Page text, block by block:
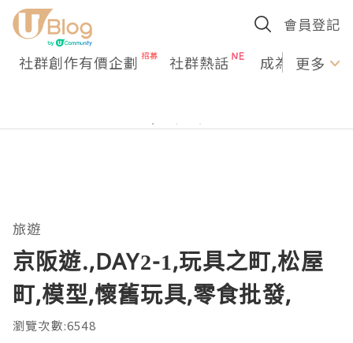
會員登記
社群創作有價企劃 社群熱話 成為U更多
旅遊
京阪遊.,DAY2-1,玩具之町,松屋
町,模型,懷舊玩具,零食批發,
瀏覽次數:6548